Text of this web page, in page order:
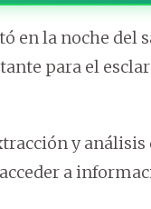
en la noche del
para el
y
a